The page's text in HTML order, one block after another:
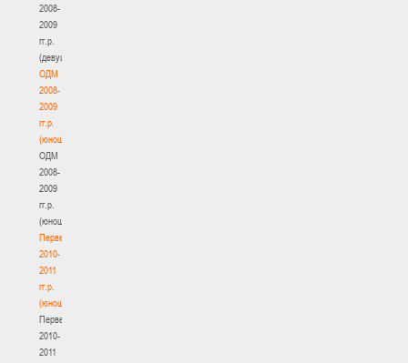
2008-
2009
гг.р.
(девушки)
ОДМ
2008-
2009
гг.р.
(юноши)
ОДМ
2008-
2009
гг.р.
(юноши)
Первенство
2010-
2011
гг.р.
(юноши)
Первенство
2010-
2011